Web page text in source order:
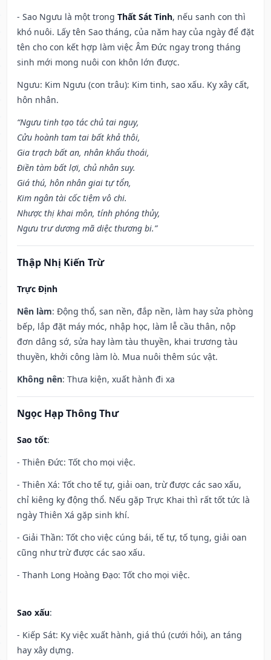
- Sao Ngưu là một trong Thất Sát Tinh, nếu sanh con thì
khó nuôi. Lấy tên Sao tháng, của năm hay của ngày để đặt
tên cho con kết hợp làm việc Âm Đức ngay trong tháng
sinh mới mong nuôi con khôn lớn được.
Ngưu: Kim Ngưu (con trâu): Kim tinh, sao xấu. Kỵ xây cất,
hôn nhân.
“Ngưu tinh tạo tác chủ tai nguy,
Cửu hoành tam tai bất khả thôi,
Gia trạch bất an, nhân khẩu thoái,
Điền tàm bất lợi, chủ nhân suy.
Giá thú, hôn nhân giai tự tổn,
Kim ngân tài cốc tiệm vô chi.
Nhược thị khai môn, tính phóng thủy,
Ngưu trư dương mã diệc thương bi.”
Thập Nhị Kiến Trừ
Trực Định
Nên làm: Động thổ, san nền, đắp nền, làm hay sửa phòng
bếp, lắp đặt máy móc, nhập học, làm lễ cầu thân, nộp
đơn dâng sớ, sửa hay làm tàu thuyền, khai trương tàu
thuyền, khởi công làm lò. Mua nuôi thêm súc vật.
Không nên: Thưa kiện, xuất hành đi xa
Ngọc Hạp Thông Thư
Sao tốt:
- Thiên Đức: Tốt cho mọi việc.
- Thiên Xá: Tốt cho tế tự, giải oan, trừ được các sao xấu,
chỉ kiêng kỵ động thổ. Nếu gặp Trực Khai thì rất tốt tức là
ngày Thiên Xá gặp sinh khí.
- Giải Thần: Tốt cho việc cúng bái, tế tự, tố tụng, giải oan
cũng như trừ được các sao xấu.
- Thanh Long Hoàng Đạo: Tốt cho mọi việc.
Sao xấu:
- Kiếp Sát: Kỵ việc xuất hành, giá thú (cưới hỏi), an táng
hay xây dựng.